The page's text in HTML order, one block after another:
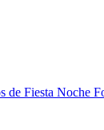
de Fiesta Noche